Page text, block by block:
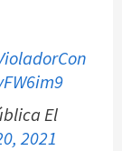
El
2021